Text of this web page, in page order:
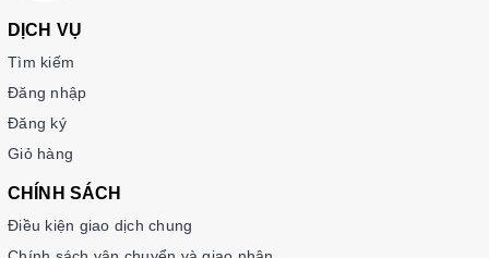
DỊCH VỤ
Tìm kiếm
Đăng nhập
Đăng ký
Giỏ hàng
CHÍNH SÁCH
Điều kiện giao dịch chung